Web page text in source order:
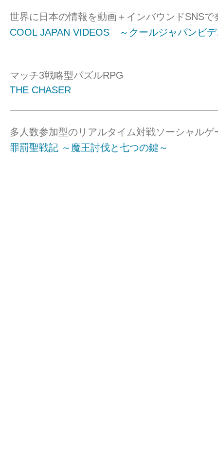
世界に日本の情報を動画＋インバウンドSNSで
COOL JAPAN VIDEOS ～クールジャパンビ
マッチ3戦略型パズルRPG
THE CHASER
多人数参加型のリアルタイム対戦ソーシャルゲ
罪罰聖戦記 ～魔王討伐と七つの鍵～